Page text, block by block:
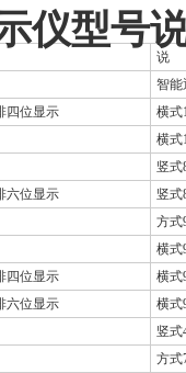
仪型号
说
智能
四位显示 横式
横式
竖式
六位显示 竖式
方式
横式
四位显示 横式
六位显示 横式
竖式
方式